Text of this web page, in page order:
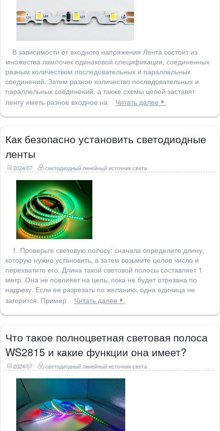
В зависимости от входного напряжения Лента состоит из
множества лампочек одинаковой спецификации, соединенных
разным количеством последовательных и параллельных
соединений. Затем разное количество последовательных и
параллельных соединений, а также схемы цепей заставят
ленту иметь разное входное на
Читать далее
Как безопасно установить светодиодные
ленты
2024/07 светодиодный линейный источник света
1. Проверьте световую полосу: сначала определите длину,
которую нужно установить, а затем возьмите целое число и
перехватите его. Длина такой световой полосы составляет 1
метр. Она не повлияет на цепь, пока не будет отрезана по
надрезу. Если ее разрезать по желанию, одна единица не
загорится. Пример
Читать далее
Что такое полноцветная световая полоса
WS2815 и какие функции она имеет?
2024/07 светодиодный линейный источник света